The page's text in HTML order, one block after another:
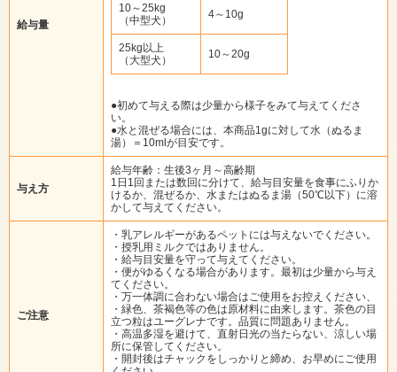
給与量
10～25kg
（中型犬）
4～10g
25kg以上
（大型犬）
10～20g
●初めて与える際は少量から様子をみて与えてくださ
い。
●水と混ぜる場合には、本商品1gに対して水（ぬるま
湯）＝10mlが目安です。
与え方
給与年齢：生後3ヶ月～高齢期
1日1回または数回に分けて、給与目安量を食事にふりか
けるか、混ぜるか、水またはぬるま湯（50℃以下）に溶
かして与えてください。
ご注意
・乳アレルギーがあるペットには与えないでください。
・授乳用ミルクではありません。
・給与目安量を守って与えてください。
・便がゆるくなる場合があります。最初は少量から与え
てください。
・万一体調に合わない場合はご使用をお控えください、
・緑色、茶褐色等の色は原材料に由来します。茶色の目
立つ粒はユーグレナです。品質に問題ありません。
・高温多湿を避けて、直射日光の当たらない、涼しい場
所に保管してください。
・開封後はチャックをしっかりと締め、お早めにご使用